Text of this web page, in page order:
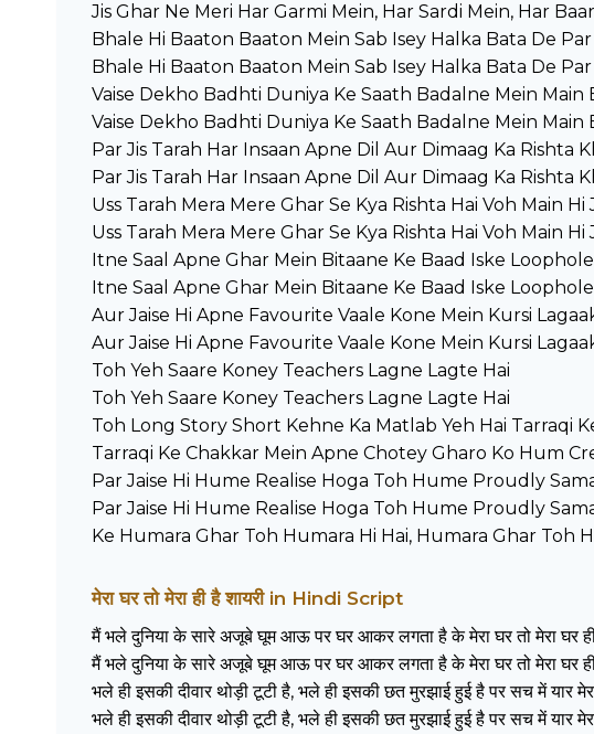
Jis Ghar Ne Meri Har Garmi Mein, Har Sardi Mein, Har
Bhale Hi Baaton Baaton Mein Sab Isey Halka Bata De
Bhale Hi Baaton Baaton Mein Sab Isey Halka Bata De
Vaise Dekho Badhti Duniya Ke Saath Badalne Mein Main
Vaise Dekho Badhti Duniya Ke Saath Badalne Mein Main
Par Jis Tarah Har Insaan Apne Dil Aur Dimaag Ka Rishta
Par Jis Tarah Har Insaan Apne Dil Aur Dimaag Ka Rishta
Uss Tarah Mera Mere Ghar Se Kya Rishta Hai Voh Main Hi
Uss Tarah Mera Mere Ghar Se Kya Rishta Hai Voh Main Hi
Itne Saal Apne Ghar Mein Bitaane Ke Baad Iske
Itne Saal Apne Ghar Mein Bitaane Ke Baad Iske
Aur Jaise Hi Apne Favourite Vaale Kone Mein Kursi
Aur Jaise Hi Apne Favourite Vaale Kone Mein Kursi
Toh Yeh Saare Koney Teachers Lagne Lagte Hai
Toh Yeh Saare Koney Teachers Lagne Lagte Hai
Toh Long Story Short Kehne Ka Matlab Yeh Hai Tarraqi
Tarraqi Ke Chakkar Mein Apne Chotey Gharo Ko Hum
Par Jaise Hi Hume Realise Hoga Toh Hume Proudly
Par Jaise Hi Hume Realise Hoga Toh Hume Proudly
Ke Humara Ghar Toh Humara Hi Hai, Humara Ghar Toh
मेरा घर तो मेरा ही है शायरी in Hindi Script
मैं भले दुनिया के सारे अजूबे घूम आऊ पर घर आकर लगता है के मेरा घर तो मेरा घर
मैं भले दुनिया के सारे अजूबे घूम आऊ पर घर आकर लगता है के मेरा घर तो मेरा घर
भले ही इसकी दीवार थोड़ी टूटी है, भले ही इसकी छत मुरझाई हुई है पर सच में यार
भले ही इसकी दीवार थोड़ी टूटी है, भले ही इसकी छत मुरझाई हुई है पर सच में यार